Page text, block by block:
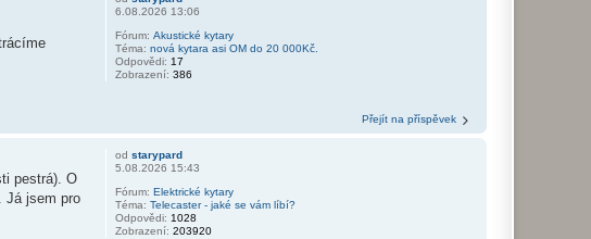
6.08.2026 13:06
Fórum:Akustické kytary
Téma:nová kytara asi OM do 20 000Kč.
Odpovědi: 17
Zobrazení:386
Přejít na příspěvek
odstarypard
5.08.2026 15:43
Fórum:Elektrické kytary
Téma:Telecaster - jaké se vám líbí?
Odpovědi: 1028
Zobrazení:203920
pestrá). O
Já jsem pro